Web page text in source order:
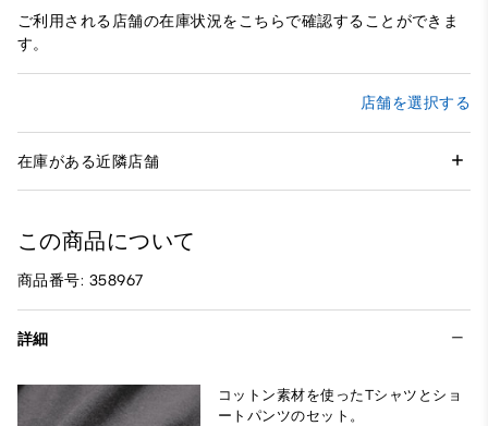
ご利用される店舗の在庫状況をこちらで確認することができま
す。
店舗を選択する
在庫がある近隣店舗
この商品について
商品番号: 358967
詳細
コットン素材を使ったTシャツとショ
ートパンツのセット。